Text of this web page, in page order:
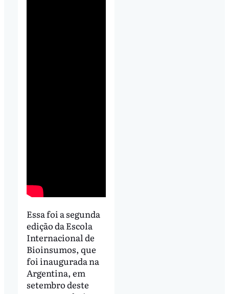
Essa foi a segunda
edição da Escola
Internacional de
Bioinsumos, que
foi inaugurada na
Argentina, em
setembro deste